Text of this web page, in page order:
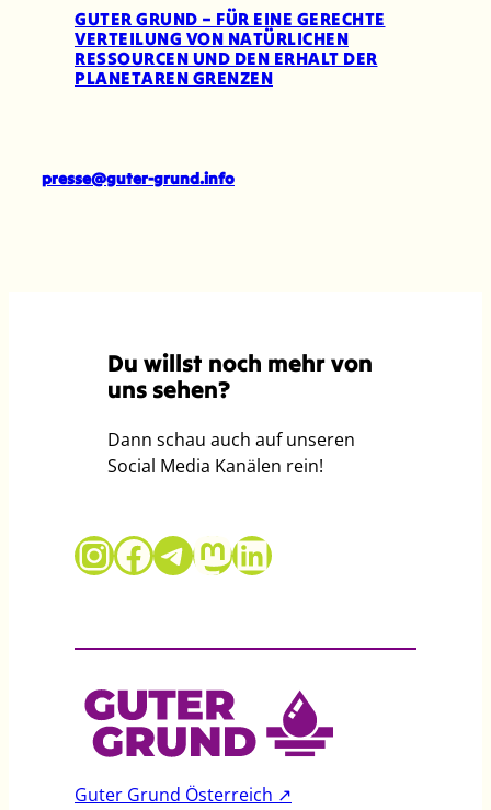
GUTER GRUND – FÜR EINE GERECHTE
VERTEILUNG VON NATÜRLICHEN
RESSOURCEN UND DEN ERHALT DER
PLANETAREN GRENZEN
presse@guter-grund.info
Du willst noch mehr von
uns sehen?
Dann schau auch auf unseren
Social Media Kanälen rein!
Guter Grund auf Instagram
Guter Grund auf Facebook
Telegram
Mastodon
LinkedIn
Guter Grund Österreich ↗